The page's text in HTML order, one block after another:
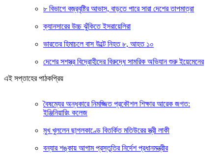
৮ বিভাগে বজ্রবৃষ্টির আভাস, বাড়তে পারে সারা দেশের তাপমাত্রা
ক্যানসারের উচ্চ ঝুঁকিতে ইসরায়েলিরা
ভারতের হিমাচলে বাস উল্টে নিহত ৮, আহত ১০
দেশের সশস্ত্র বিদ্রোহীদের বিরুদ্ধে সামরিক অভিযান শুরু ইয়েমেনের
এই সপ্তাহের পাঠকপ্রিয়
বৈষম্যের অন্ধকারে নিমজ্জিত প্রকৌশল শিক্ষার আরেক জগত:
ইঞ্জিনিয়ারিং কলেজ
মুখ খুললেন ছাগলকাণ্ডে বিতর্কিত মতিউরের স্ত্রী লাকী
বন্যার শঙ্কায় আগাম প্রস্তুতির নির্দেশ প্রধানমন্ত্রীর